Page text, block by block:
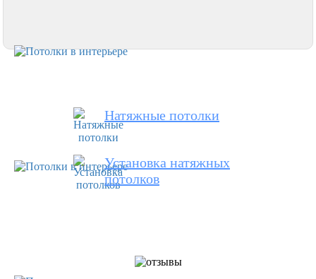
Натяжные потолки
Установка натяжных
потолков